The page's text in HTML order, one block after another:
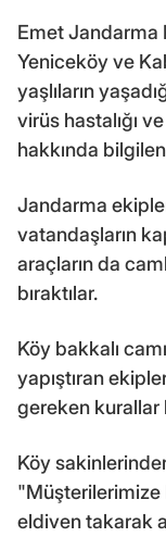
Emet Jandarma
Yeniceköy ve
yaşlıların
virüs hastalığı
hakkında
Jandarma
vatandaşların
araçların da
bıraktılar.
Köy bakkalı
yapıştıran
gereken kurallar
Köy
"Müşterilerimize
eldiven takarak